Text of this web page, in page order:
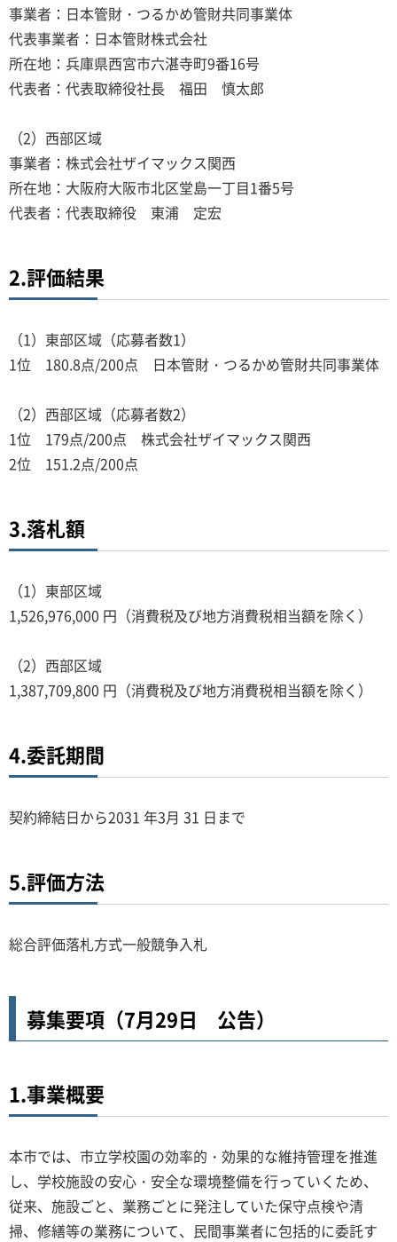
事業者：日本管財・つるかめ管財共同事業体
代表事業者：日本管財株式会社
所在地：兵庫県西宮市六湛寺町9番16号
代表者：代表取締役社長 福田 慎太郎
（2）西部区域
事業者：株式会社ザイマックス関西
所在地：大阪府大阪市北区堂島一丁目1番5号
代表者：代表取締役 東浦 定宏
2.評価結果
（1）東部区域（応募者数1）
1位 180.8点/200点 日本管財・つるかめ管財共同事業体
（2）西部区域（応募者数2）
1位 179点/200点 株式会社ザイマックス関西
2位 151.2点/200点
3.落札額
（1）東部区域
1,526,976,000 円（消費税及び地方消費税相当額を除く）
（2）西部区域
1,387,709,800 円（消費税及び地方消費税相当額を除く）
4.委託期間
契約締結日から2031 年3月 31 日まで
5.評価方法
総合評価落札方式一般競争入札
募集要項（7月29日 公告）
1.事業概要
本市では、市立学校園の効率的・効果的な維持管理を推進
し、学校施設の安心・安全な環境整備を行っていくため、
従来、施設ごと、業務ごとに発注していた保守点検や清
掃、修繕等の業務について、民間事業者に包括的に委託す